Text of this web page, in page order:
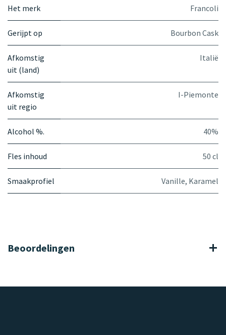
Het merk Francoli
Gerijpt op Bourbon Cask
Afkomstig
uit (land)
Italië
Afkomstig
uit regio
I-Piemonte
Alcohol %. 40%
Fles inhoud 50 cl
Smaakprofiel Vanille, Karamel
Beoordelingen